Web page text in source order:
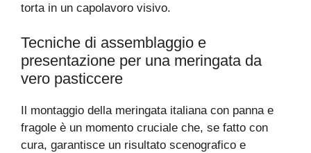
torta in un capolavoro visivo.
Tecniche di assemblaggio e
presentazione per una meringata da
vero pasticcere
Il montaggio della meringata italiana con panna e
fragole è un momento cruciale che, se fatto con
cura, garantisce un risultato scenografico e